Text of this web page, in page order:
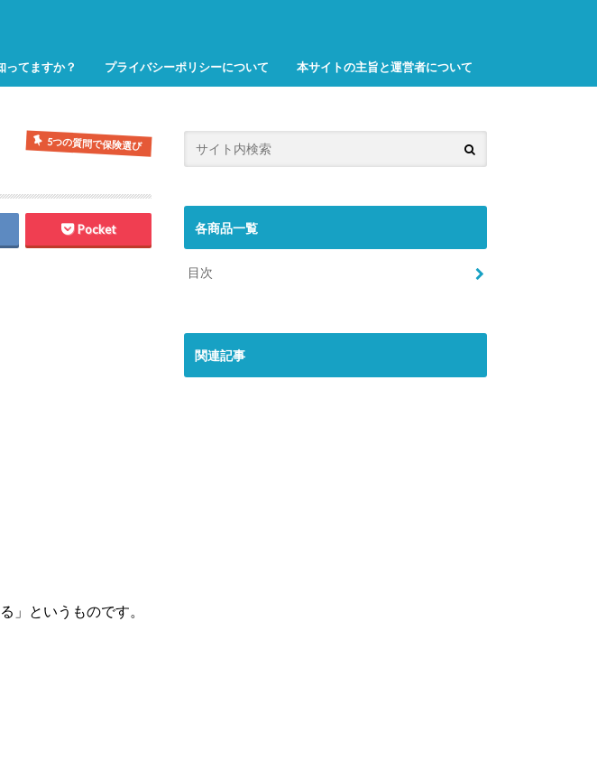
ってますか？ プライバシーポリシーについて 本サイトの主旨と運営者について
5つの質問で保険選び
Pocket
」というものです。
各商品一覧
目次
関連記事